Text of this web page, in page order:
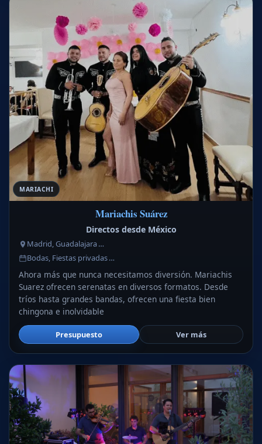
MARIACHI
Mariachis Suárez
Directos desde México
Madrid, Guadalajara …
Bodas, Fiestas privadas …
Ahora más que nunca necesitamos diversión. Mariachis
Suarez ofrecen serenatas en diversos formatos. Desde
tríos hasta grandes bandas, ofrecen una fiesta bien
chingona e inolvidable
Presupuesto Ver más